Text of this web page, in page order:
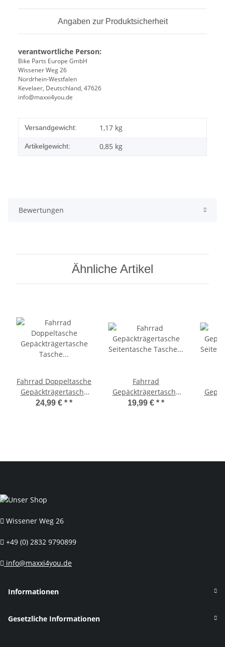
Angaben zur Produktsicherheit
verantwortliche Person:
Bike Parts Europe GmbH
Wissener Weg 26
Nordrhein-Westfalen
Kevelaer, Deutschland, 47626
info@maxxi4you.de
Versandgewicht: 1,17 kg
Artikelgewicht: 0,85 kg
Bewertungen
Ähnliche Artikel
Fahrrad Doppeltasche
Gepäckträgertasche
Tasche grün, weiße
24,99 € * *
Fahrrad
Gepäckträgertasche
Seitentasche Tasche
19,99 € * *
Wissener Weg 26
+49 (0) 2832 9790899
info@maxxi4you.de
Informationen
Gesetzliche Informationen